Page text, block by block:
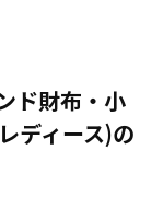
ド財布・小
ディース)の